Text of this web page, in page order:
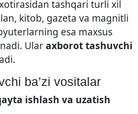
tashqari turli xil
kitob, gazeta va magnitli
esa maxsus
Ularaxborot tashuvchi
ba’zi vositalar
ishlash va uzatish